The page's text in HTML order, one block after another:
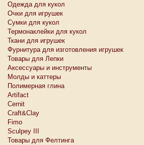
Одежда для кукол
Очки для игрушек
Сумки для кукол
Термонаклейки для кукол
Ткани для игрушек
Фурнитура для изготовления игрушек
Товары для Лепки
Аксессуары и инструменты
Молды и каттеры
Полимерная глина
Artifact
Cernit
Craft&Clay
Fimo
Sculpey III
Товары для Фелтинга